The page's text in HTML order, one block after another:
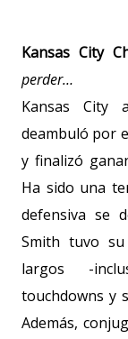
Kansas City
perder…
Kansas City
deambuló por
y finalizó
Ha sido una
defensiva se
Smith tuvo
largos -
touchdowns y
Además,